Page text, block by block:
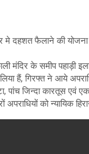
दहशत फैलाने की योजना
मंदिर के समीप पहाड़ी
हैं, गिरफ्त ने आये
जिन्दा कारतूस एवं
को न्यायिक